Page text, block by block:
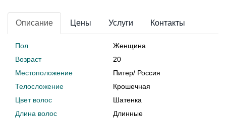
Описание Цены Услуги Контакты
Пол
Женщина
Возраст
20
Местоположение
Питер/ Россия
Телосложение
Крошечная
Цвет волос
Шатенка
Длина волос
Длинные